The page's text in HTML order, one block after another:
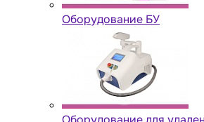
Оборудование БУ